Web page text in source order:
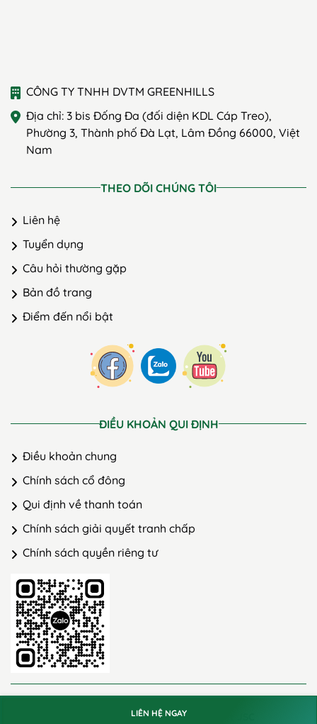
LIÊN HỆ NGAY
CÔNG TY TNHH DVTM GREENHILLS
Địa chỉ: 3 bis Đống Đa (đối diện KDL Cáp Treo),
Phường 3, Thành phố Đà Lạt, Lâm Đồng 66000, Việt
Nam
THEO DÕI CHÚNG TÔI
Liên hệ
Tuyển dụng
Câu hỏi thường gặp
Bản đồ trang
Điểm đến nổi bật
ĐIỀU KHOẢN QUI ĐỊNH
Điều khoản chung
Chính sách cổ đông
Qui định về thanh toán
Chính sách giải quyết tranh chấp
Chính sách quyền riêng tư
Thiết kế và phát triển bởi SweetSoft JSC